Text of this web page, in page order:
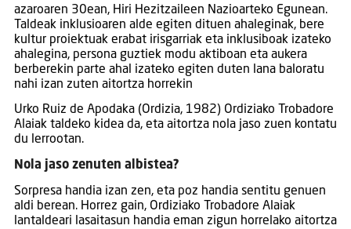
azaroaren 30ean, Hiri Hezitzaileen Nazioarteko Egunean.
Taldeak inklusioaren alde egiten dituen ahaleginak, bere
kultur proiektuak erabat irisgarriak eta inklusiboak izateko
ahalegina, persona guztiek modu aktiboan eta aukera
berberekin parte ahal izateko egiten duten lana baloratu
nahi izan zuten aitortza horrekin
Urko Ruiz de Apodaka (Ordizia, 1982) Ordiziako Trobadore
Alaiak taldeko kidea da, eta aitortza nola jaso zuen kontatu
du lerrootan.
Nola jaso zenuten albistea?
Sorpresa handia izan zen, eta poz handia sentitu genuen
aldi berean. Horrez gain, Ordiziako Trobadore Alaiak
lantaldeari lasaitasun handia eman zigun horrelako aitortza